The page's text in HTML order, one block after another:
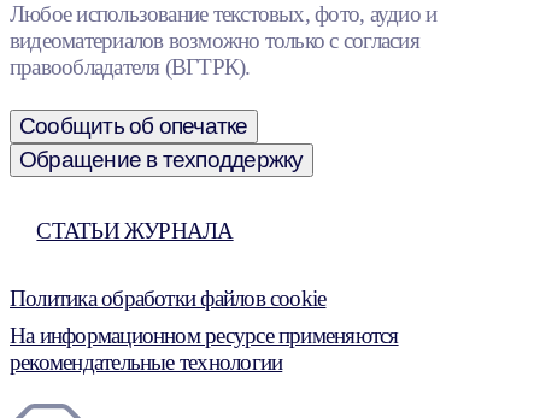
Любое использование текстовых, фото, аудио и
видеоматериалов возможно только с согласия
правообладателя (ВГТРК).
Сообщить об опечатке
Обращение в техподдержку
СТАТЬИ ЖУРНАЛА
Политика обработки файлов cookie
На информационном ресурсе применяются
рекомендательные технологии